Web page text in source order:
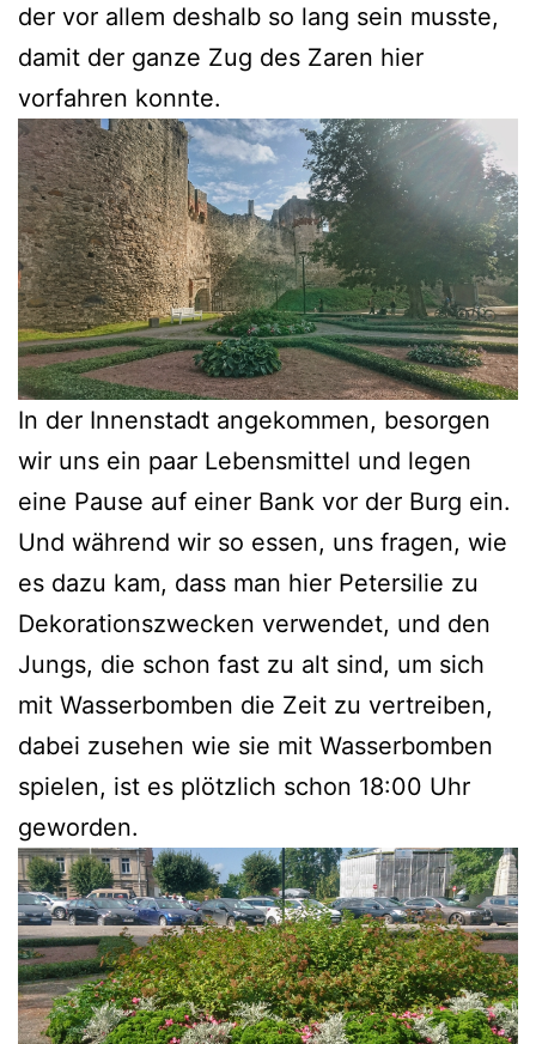
der vor allem deshalb so lang sein musste,
damit der ganze Zug des Zaren hier
vorfahren konnte.
In der Innenstadt angekommen, besorgen
wir uns ein paar Lebensmittel und legen
eine Pause auf einer Bank vor der Burg ein.
Und während wir so essen, uns fragen, wie
es dazu kam, dass man hier Petersilie zu
Dekorationszwecken verwendet, und den
Jungs, die schon fast zu alt sind, um sich
mit Wasserbomben die Zeit zu vertreiben,
dabei zusehen wie sie mit Wasserbomben
spielen, ist es plötzlich schon 18:00 Uhr
geworden.